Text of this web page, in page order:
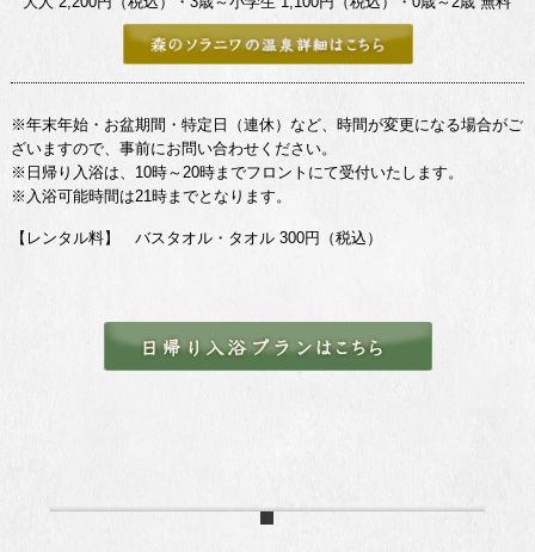
※年末年始・お盆期間・特定日（連休）など、時間が変更になる場合がご
ざいますので、事前にお問い合わせください。
※日帰り入浴は、10時～20時までフロントにて受付いたします。
※入浴可能時間は21時までとなります。
【レンタル料】 バスタオル・タオル 300円（税込）